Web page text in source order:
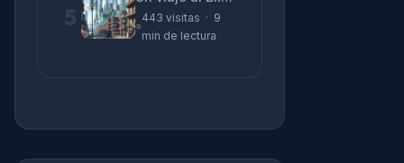
443 visitas · 9
min de lectura